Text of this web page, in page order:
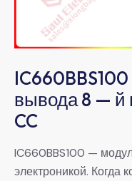
вывода 8 — й
CC
IC660BBS100 —
электроникой. Когда